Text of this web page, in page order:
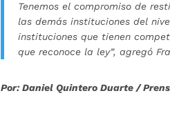
Tenemos el compromiso de
las demás instituciones del
instituciones que tienen
que reconoce la ley”, agregó
Por: Daniel Quintero Duarte /